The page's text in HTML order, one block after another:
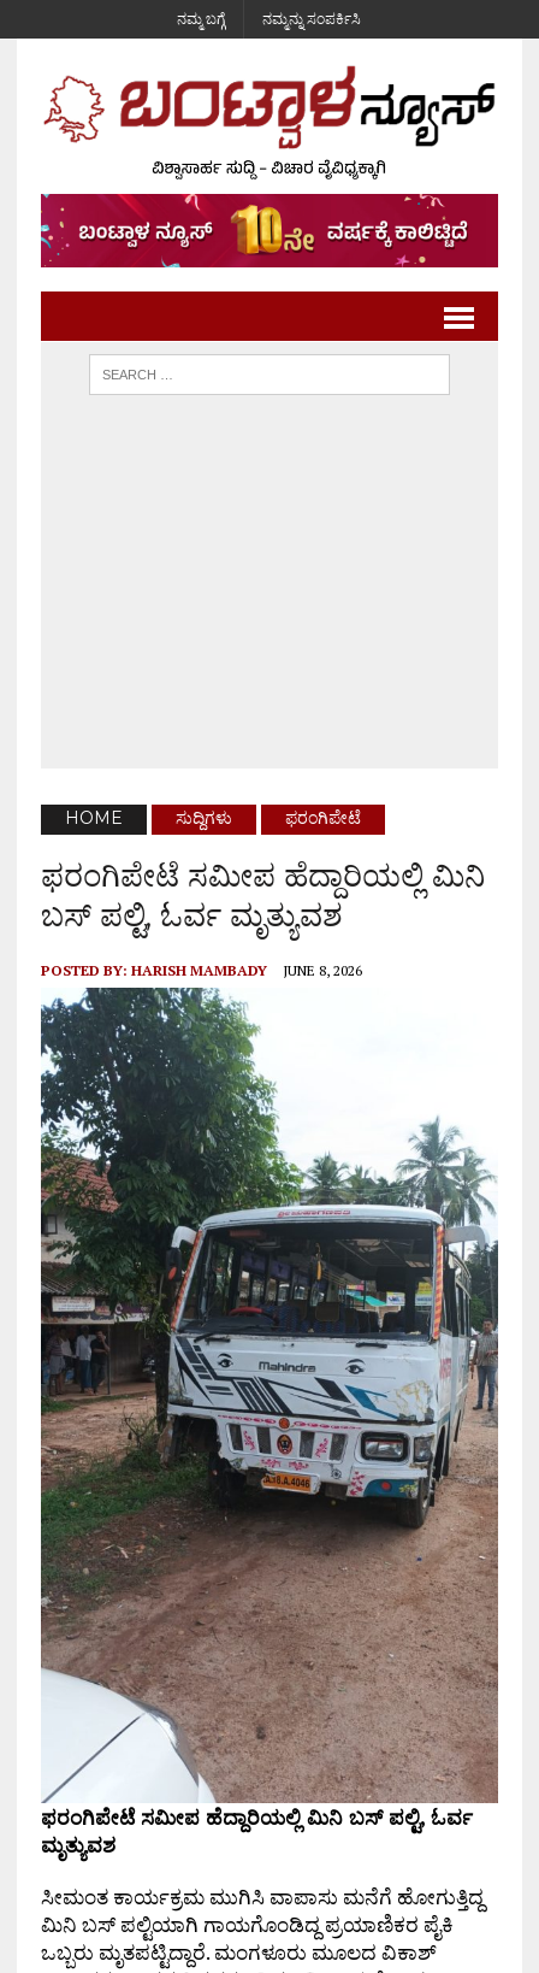
ನಮ್ಮ ಬಗ್ಗೆ ನಮ್ಮನ್ನು ಸಂಪರ್ಕಿಸಿ
HOME ಸುದ್ದಿಗಳು ಫರಂಗಿಪೇಟೆ
ಫರಂಗಿಪೇಟೆ ಸಮೀಪ ಹೆದ್ದಾರಿಯಲ್ಲಿ ಮಿನಿ
ಬಸ್ ಪಲ್ಟಿ, ಓರ್ವ ಮೃತ್ಯುವಶ
POSTED BY: HARISH MAMBADY JUNE 8, 2026
ಫರಂಗಿಪೇಟೆ ಸಮೀಪ ಹೆದ್ದಾರಿಯಲ್ಲಿ ಮಿನಿ ಬಸ್ ಪಲ್ಟಿ, ಓರ್ವ
ಮೃತ್ಯುವಶ
ಸೀಮಂತ ಕಾರ್ಯಕ್ರಮ ಮುಗಿಸಿ ವಾಪಾಸು ಮನೆಗೆ ಹೋಗುತ್ತಿದ್ದ
ಮಿನಿ ಬಸ್ ಪಲ್ಟಿಯಾಗಿ ಗಾಯಗೊಂಡಿದ್ದ ಪ್ರಯಾಣಿಕರ ಪೈಕಿ
ಒಬ್ಬರು ಮೃತಪಟ್ಟಿದ್ದಾರೆ. ಮಂಗಳೂರು ಮೂಲದ ವಿಕಾಶ್